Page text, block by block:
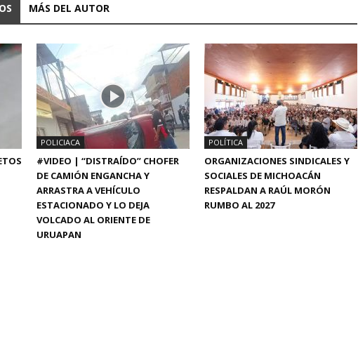
MÁS DEL AUTOR
POLICIACA
#VIDEO | “DISTRAÍDO” CHOFER
DE CAMIÓN ENGANCHA Y
ARRASTRA A VEHÍCULO
ESTACIONADO Y LO DEJA
VOLCADO AL ORIENTE DE
URUAPAN
POLÍTICA
ORGANIZACIONES SINDICALES Y
SOCIALES DE MICHOACÁN
RESPALDAN A RAÚL MORÓN
RUMBO AL 2027